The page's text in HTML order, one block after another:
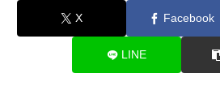
X Facebook
LINE